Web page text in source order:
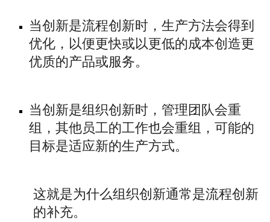
当创新是流程创新时，生产方法会得到
优化，以便更快或以更低的成本创造更
优质的产品或服务。
当创新是组织创新时，管理团队会重
组，其他员工的工作也会重组，可能的
目标是适应新的生产方式。
这就是为什么组织创新通常是流程创新
的补充。